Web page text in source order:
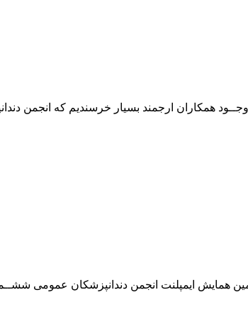
همکاران ارجمند بسیار خرسندیم که انجمن
همایش ایمپلنت انجمن دندانپزشکان عمومی